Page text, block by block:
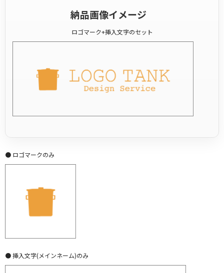
納品画像イメージ
ロゴマーク+挿入文字のセット
● ロゴマークのみ
● 挿入文字(メインネーム)のみ